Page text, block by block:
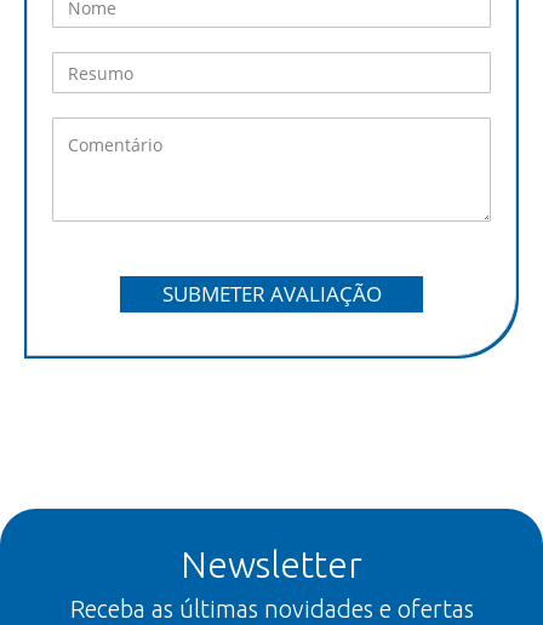
SUBMETER AVALIAÇÃO
Newsletter
Receba as últimas novidades e ofertas